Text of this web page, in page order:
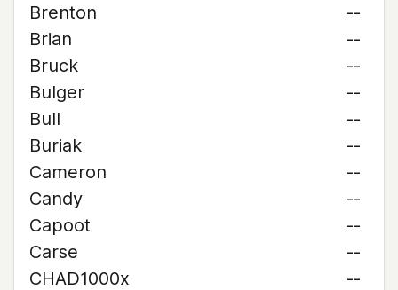
Brenton
--
Brian
--
Bruck
--
Bulger
--
Bull
--
Buriak
--
Cameron
--
Candy
--
Capoot
--
Carse
--
CHAD1000x
--